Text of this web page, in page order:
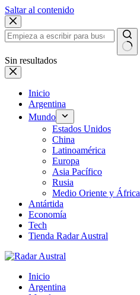
Saltar al contenido
Sin resultados
Inicio
Argentina
Mundo
Estados Unidos
China
Latinoamérica
Europa
Asia Pacífico
Rusia
Medio Oriente y África
Antártida
Economía
Tech
Tienda Radar Austral
Inicio
Argentina